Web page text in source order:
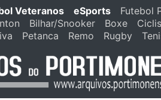
Veteranos eSports Futebol
Bilhar/Snooker Boxe
Petanca Remo Rugby